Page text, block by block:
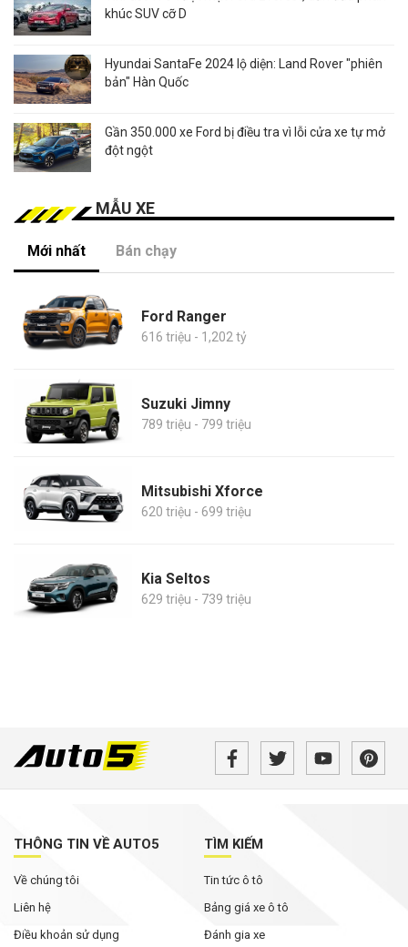
khúc SUV cỡ D
Hyundai SantaFe 2024 lộ diện: Land Rover "phiên
bản" Hàn Quốc
Gần 350.000 xe Ford bị điều tra vì lỗi cửa xe tự mở
đột ngột
MẪU XE
Mới nhất Bán chạy
Ford Ranger
616 triệu - 1,202 tỷ
Suzuki Jimny
789 triệu - 799 triệu
Mitsubishi Xforce
620 triệu - 699 triệu
Kia Seltos
629 triệu - 739 triệu
THÔNG TIN VỀ AUTO5
Về chúng tôi
Liên hệ
Điều khoản sử dụng
TÌM KIẾM
Tin tức ô tô
Bảng giá xe ô tô
Đánh gia xe